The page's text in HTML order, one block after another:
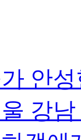
안
강